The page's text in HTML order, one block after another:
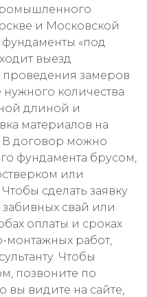
и Московской
«под
выезд
проведения замеров
нужного количества
длиной и
материалов на
В договор можно
фундамента брусом,
или
сделать заявку
свай или
оплаты и сроках
монтажных работ,
Чтобы
позвоните по
вы видите на сайте,